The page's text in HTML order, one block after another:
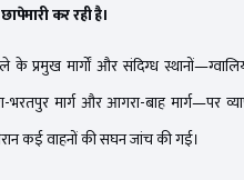
कर रही है।
के प्रमुख मार्गों और संदिग्ध
भरतपुर मार्ग और आगरा-बाह मार्ग—पर
कई वाहनों की सघन जांच की गई।